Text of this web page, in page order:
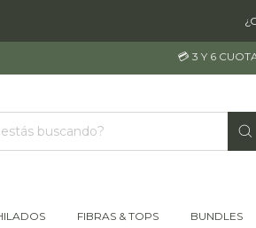
💳 3 Y 6
FIBRAS & TOPS BUNDLES